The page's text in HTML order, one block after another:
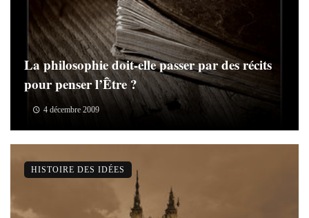
La philosophie doit-elle passer par des récits
pour penser l’Être ?
4 décembre 2009
HISTOIRE DES IDÉES